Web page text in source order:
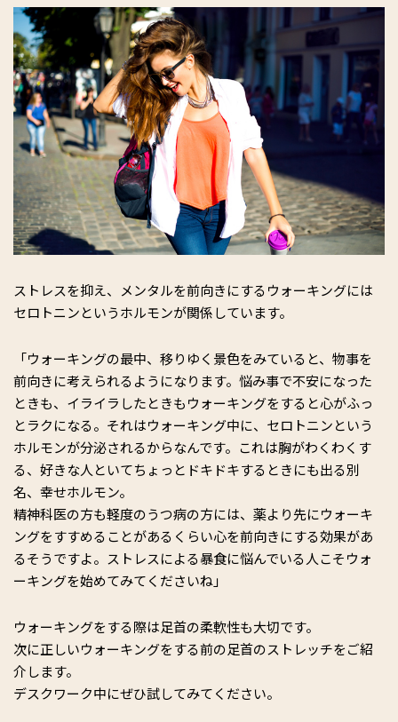
ストレスを抑え、メンタルを前向きにするウォーキングには
セロトニンというホルモンが関係しています。
「ウォーキングの最中、移りゆく景色をみていると、物事を
前向きに考えられるようになります。悩み事で不安になった
ときも、イライラしたときもウォーキングをすると心がふっ
とラクになる。それはウォーキング中に、セロトニンという
ホルモンが分泌されるからなんです。これは胸がわくわくす
る、好きな人といてちょっとドキドキするときにも出る別
名、幸せホルモン。
精神科医の方も軽度のうつ病の方には、薬より先にウォーキ
ングをすすめることがあるくらい心を前向きにする効果があ
るそうですよ。ストレスによる暴食に悩んでいる人こそウォ
ーキングを始めてみてくださいね」
ウォーキングをする際は足首の柔軟性も大切です。
次に正しいウォーキングをする前の足首のストレッチをご紹
介します。
デスクワーク中にぜひ試してみてください。